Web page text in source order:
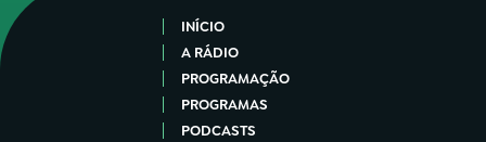
INÍCIO
A RÁDIO
PROGRAMAÇÃO
PROGRAMAS
PODCASTS